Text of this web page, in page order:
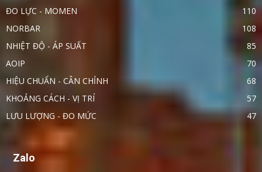
ĐO LỰC - MOMEN
110
NORBAR
108
NHIỆT ĐỘ - ÁP SUẤT
85
AOIP
70
HIỆU CHUẨN - CÂN CHỈNH
68
KHOẢNG CÁCH - VỊ TRÍ
57
LƯU LƯỢNG - ĐO MỨC
47
Zalo